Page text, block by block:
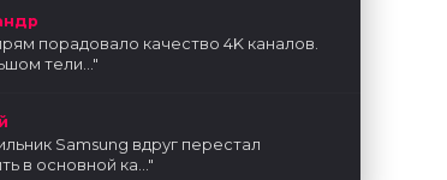
порадовало качество 4K каналов.
тели..."
Samsung вдруг перестал
в основной ка..."